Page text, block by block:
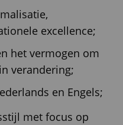
excellence;
het vermogen om
verandering;
en Engels;
met focus op